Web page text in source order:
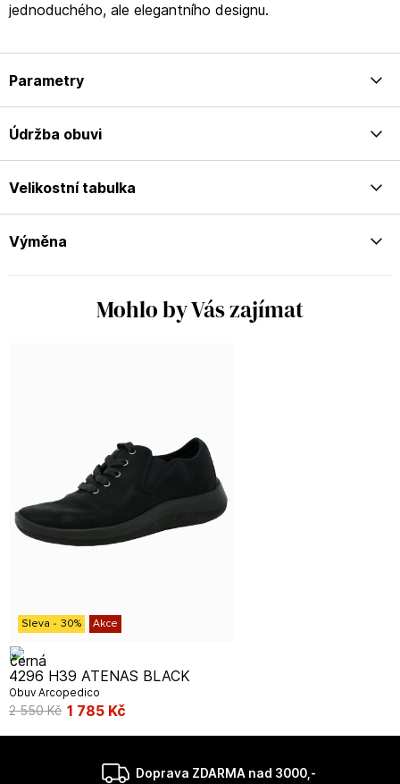
jednoduchého, ale elegantního designu.​
Parametry
Údržba obuvi
Velikostní tabulka
Výměna
Mohlo by Vás zajímat
Akce
Sleva - 30%
4296 H39 ATENAS BLACK
Obuv Arcopedico
1 785 Kč
2 550Kč
Doprava ZDARMA nad 3000,-